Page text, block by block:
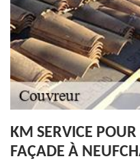
KM SERVICE POUR
FAÇADE À